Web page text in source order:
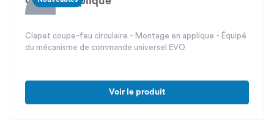
Clapet coupe-feu circulaire - Montage en applique - Équipé
du mécanisme de commande universel EVO
Voir le produit